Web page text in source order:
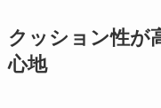
クッション性が
心地